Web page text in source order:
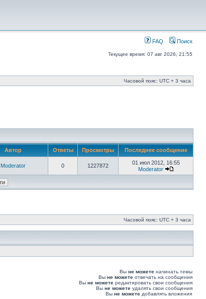
FAQ Поиск
Текущее время: 07 авг 2026, 21:55
Часовой пояс: UTC + 3 часа
Автор Ответы Просмотры Последнее сообщение
Moderator 0 1227872
01 июл 2012, 16:55
Moderator
Часовой пояс: UTC + 3 часа
Вы не можете начинать темы
Вы не можете отвечать на сообщения
Вы не можете редактировать свои сообщения
Вы не можете удалять свои сообщения
Вы не можете добавлять вложения